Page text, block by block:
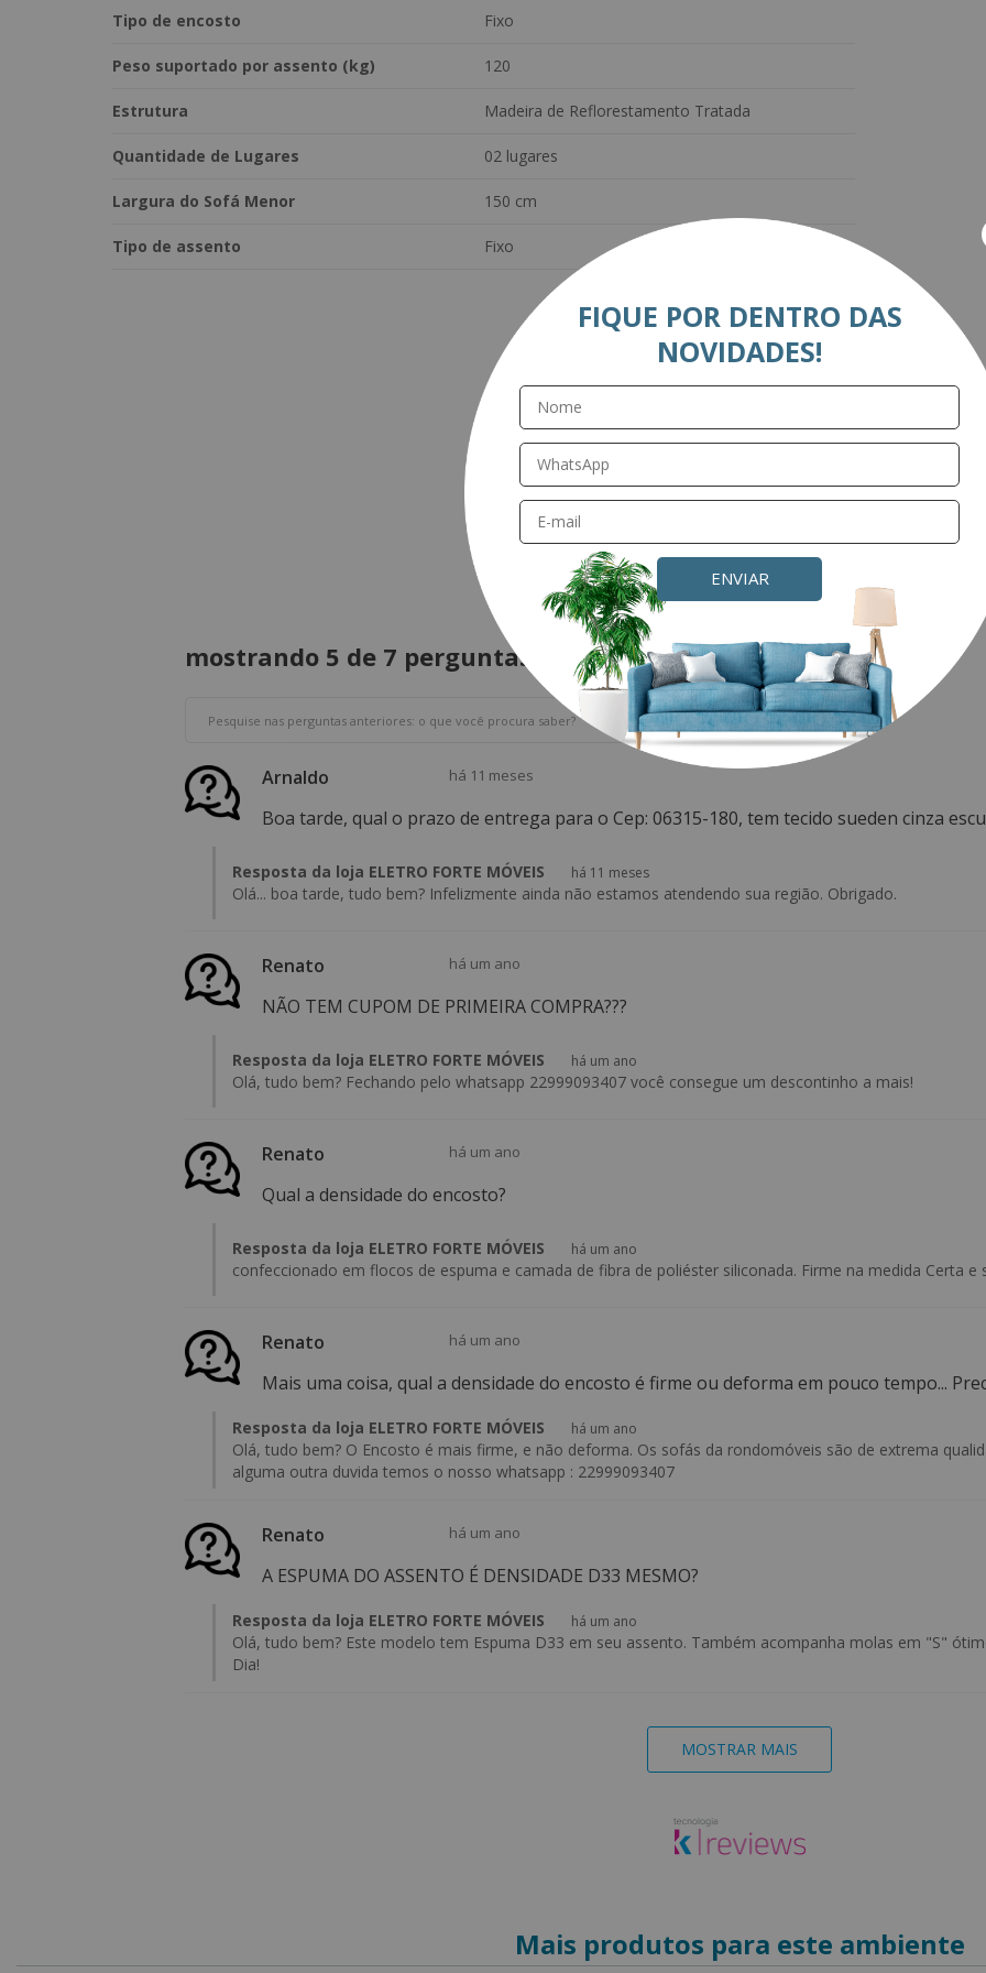
Tipo de encosto Fixo
Peso suportado por assento (kg) 120
Estrutura Madeira de Reflorestamento Tratada
Quantidade de Lugares 02 lugares
Largura do Sofá Menor 150 cm
Tipo de assento Fixo
Perguntas & respostas
mostrando 5 de 7 perguntas
Arnaldo há 11 meses
Boa tarde, qual o prazo de entrega para o Cep: 06315-180, tem tecido sueden cinza
Resposta da loja ELETRO FORTE MÓVEIS há 11 meses
Olá... boa tarde, tudo bem? Infelizmente ainda não estamos atendendo sua região. Obrigado.
Renato há um ano
NÃO TEM CUPOM DE PRIMEIRA COMPRA???
Resposta da loja ELETRO FORTE MÓVEIS há um ano
Olá, tudo bem? Fechando pelo whatsapp 22999093407 você consegue um descontinho a mais!
Renato há um ano
Qual a densidade do encosto?
Resposta da loja ELETRO FORTE MÓVEIS há um ano
confeccionado em flocos de espuma e camada de fibra de poliéster siliconada. Firme na medida Certa e
Renato há um ano
Mais uma coisa, qual a densidade do encosto é firme ou deforma em pouco tempo...
Resposta da loja ELETRO FORTE MÓVEIS há um ano
Olá, tudo bem? O Encosto é mais firme, e não deforma. Os sofás da rondomóveis são de extrema
alguma outra duvida temos o nosso whatsapp : 22999093407
Renato há um ano
A ESPUMA DO ASSENTO É DENSIDADE D33 MESMO?
Resposta da loja ELETRO FORTE MÓVEIS há um ano
Olá, tudo bem? Este modelo tem Espuma D33 em seu assento. Também acompanha molas em "S"
Dia!
MOSTRAR MAIS
Mais produtos para este ambiente
FIQUE POR DENTRO DAS
NOVIDADES!
ENVIAR